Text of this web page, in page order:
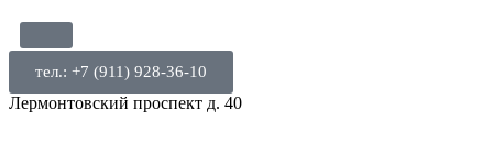
тел.: +7 (911) 928-36-10
Лермонтовский проспект д. 40